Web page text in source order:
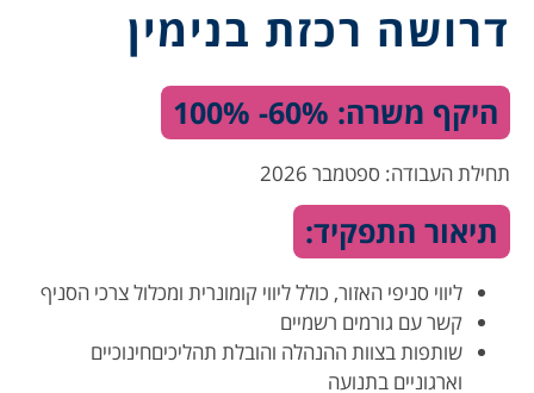
דרושה רכזת בנימין
היקף משרה: 60%- 100%
תחילת העבודה: ספטמבר 2026
תיאור התפקיד:
ליווי סניפי האזור, כולל ליווי קומונרית ומכלול צרכי הסניף
קשר עם גורמים רשמיים
שותפות בצוות ההנהלה והובלת תהליכיםחינוכיים
וארגוניים בתנועה